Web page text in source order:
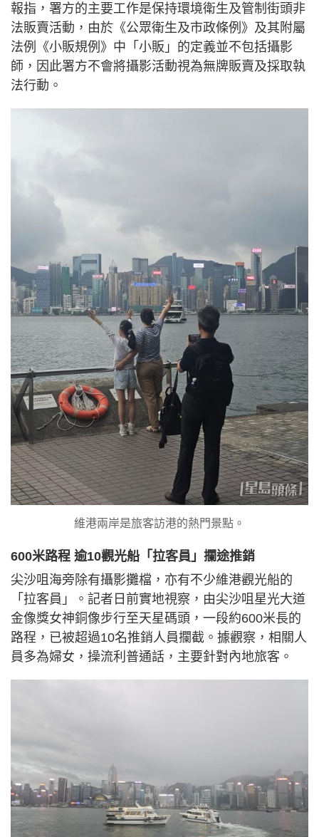
報指，署方的主要工作是保持環境衛生及管制街頭非
法販賣活動，由於《公眾衛生及市政條例》及其附屬
法例《小販規例》中「小販」的定義並不包括攝影
師，因此署方不會將攝影活動視為無牌販賣及採取執
法行動。
維港兩岸是旅客訪港的熱門景點。
600米路程 逾10觀光船「拉客員」攔途推銷
尖沙咀海旁除有攝影攤檔，亦有不少維港觀光船的
「拉客員」。記者日前實地視察，由尖沙咀星光大道
金像獎女神銅像步行至天星碼頭，一段約600米長的
路程，已被超過10名推銷人員攔截。據觀察，相關人
員多為婦女，操流利普通話，主要針對內地旅客。